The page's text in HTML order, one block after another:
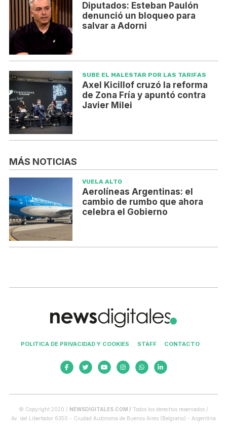
Diputados: Esteban Paulón
denunció un bloqueo para
salvar a Adorni
SUBE EL MALESTAR POR LAS TARIFAS
Axel Kicillof cruzó la reforma
de Zona Fría y apuntó contra
Javier Milei
MÁS NOTICIAS
VUELA ALTO
Aerolíneas Argentinas: el
cambio de rumbo que ahora
celebra el Gobierno
POLITICA DE PRIVACIDAD Y COOKIES STAFF CONTACTO
© Copyright 2020 / NEWSDIGITALES.COM / Todos los derechos reservados /
Av. del Libertador 6350 - Ciudad Autónoma de Buenos Aires (Belgrano) - Argentina